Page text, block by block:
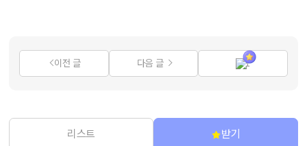
이전 글 다음 글 1
리스트 받기